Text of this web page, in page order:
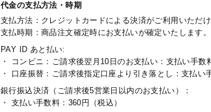
代金の支払方法・時期
支払方法：クレジットカードによる決済がご利用いただけ
支払時期：商品注文確定時にお支払いが確定いたします。
PAY ID あと払い:
・ コンビニ：ご請求後翌月10日のお支払い：支払い手数
・ 口座振替：ご請求後指定口座より引き落とし：支払い
銀行振込決済（ご請求後5営業日以内のお支払い）：
・ 支払い手数料：360円（税込）